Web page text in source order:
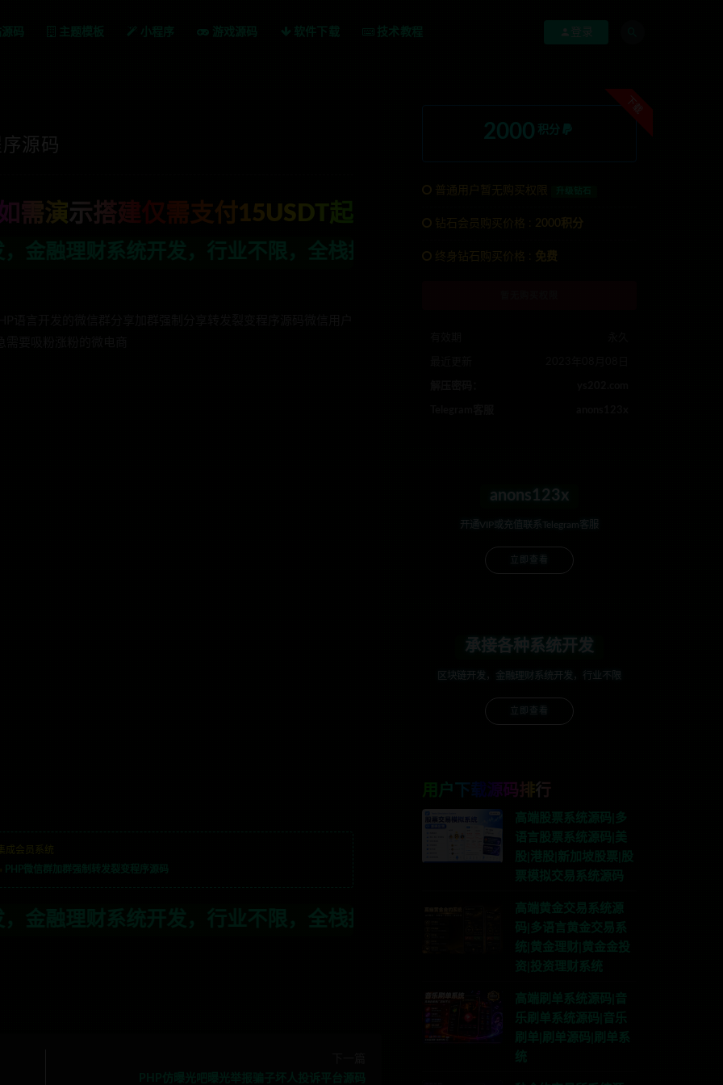
码 主题模板 小程序 游戏源码 软件下载 技术教程 登录
源码
需演示搭建仅需支付15USDT起
开发，行业不限，全栈技术开发，定制，二开联系TG:anons123x
会员系统
PHP微信群加群强制转发裂变程序源码
开发，行业不限，全栈技术开发，定制，二开联系TG:anons123x
下载
2000 积分
普通用户暂无购买权限
钻石会员购买价格 : 2000积分
终身钻石购买价格 : 免费
anons123x
开通VIP或充值联系Telegram客服
立即查看
承接各种系统开发
区块链开发，金融理财系统开发，行业不限
立即查看
用户下载源码排行
高端股票系统源码|多
语言股票系统源码|美
股|港股|新加坡股票|股
票模拟交易系统源码
高端黄金交易系统源
码|多语言黄金交易系
统|黄金理财|黄金金投
资|投资理财系统
高端刷单系统源码|音
乐刷单系统源码|音乐
刷单|刷单源码|刷单系
统